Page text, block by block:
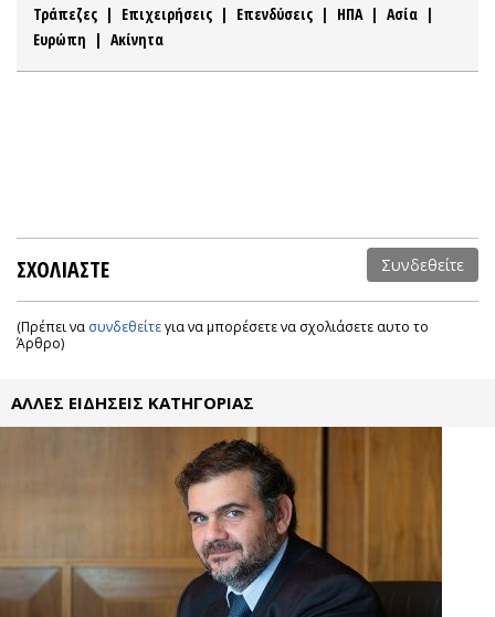
Τράπεζες | Επιχειρήσεις | Επενδύσεις | ΗΠΑ| Ασία |
Ευρώπη | Ακίνητα
ΣΧΟΛΙΑΣΤΕ Συνδεθείτε
(Πρέπει να συνδεθείτεγια να μπορέσετε να σχολιάσετε αυτο το
Άρθρο)
ΑΛΛΕΣ ΕΙΔΗΣΕΙΣ ΚΑΤΗΓΟΡΙΑΣ